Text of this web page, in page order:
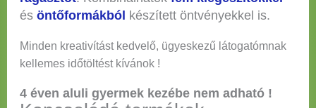
és öntőformákból készített öntvényekkel is.
Minden kreativítást kedvelő, ügyeskezű látogatómnak
kellemes időtöltést kívánok !
4 éven aluli gyermek kezébe nem adható !